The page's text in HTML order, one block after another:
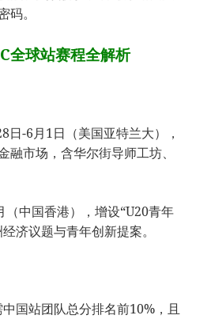
码。
全球站赛程全解析
日-6月1日（美国亚特兰大），
融市场，含华尔街导师工坊、
（中国香港），增设“U20青年
济议题与青年创新提案。
中国站团队总分排名前10%，且